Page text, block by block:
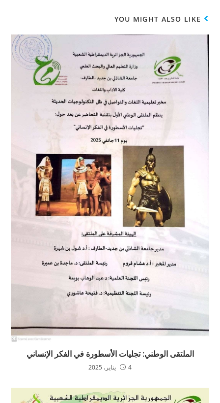
YOU MIGHT ALSO LIKE
الملتقى الوطني: تجليات الأسطورة في الفكر الإنساني
4 يناير، 2025